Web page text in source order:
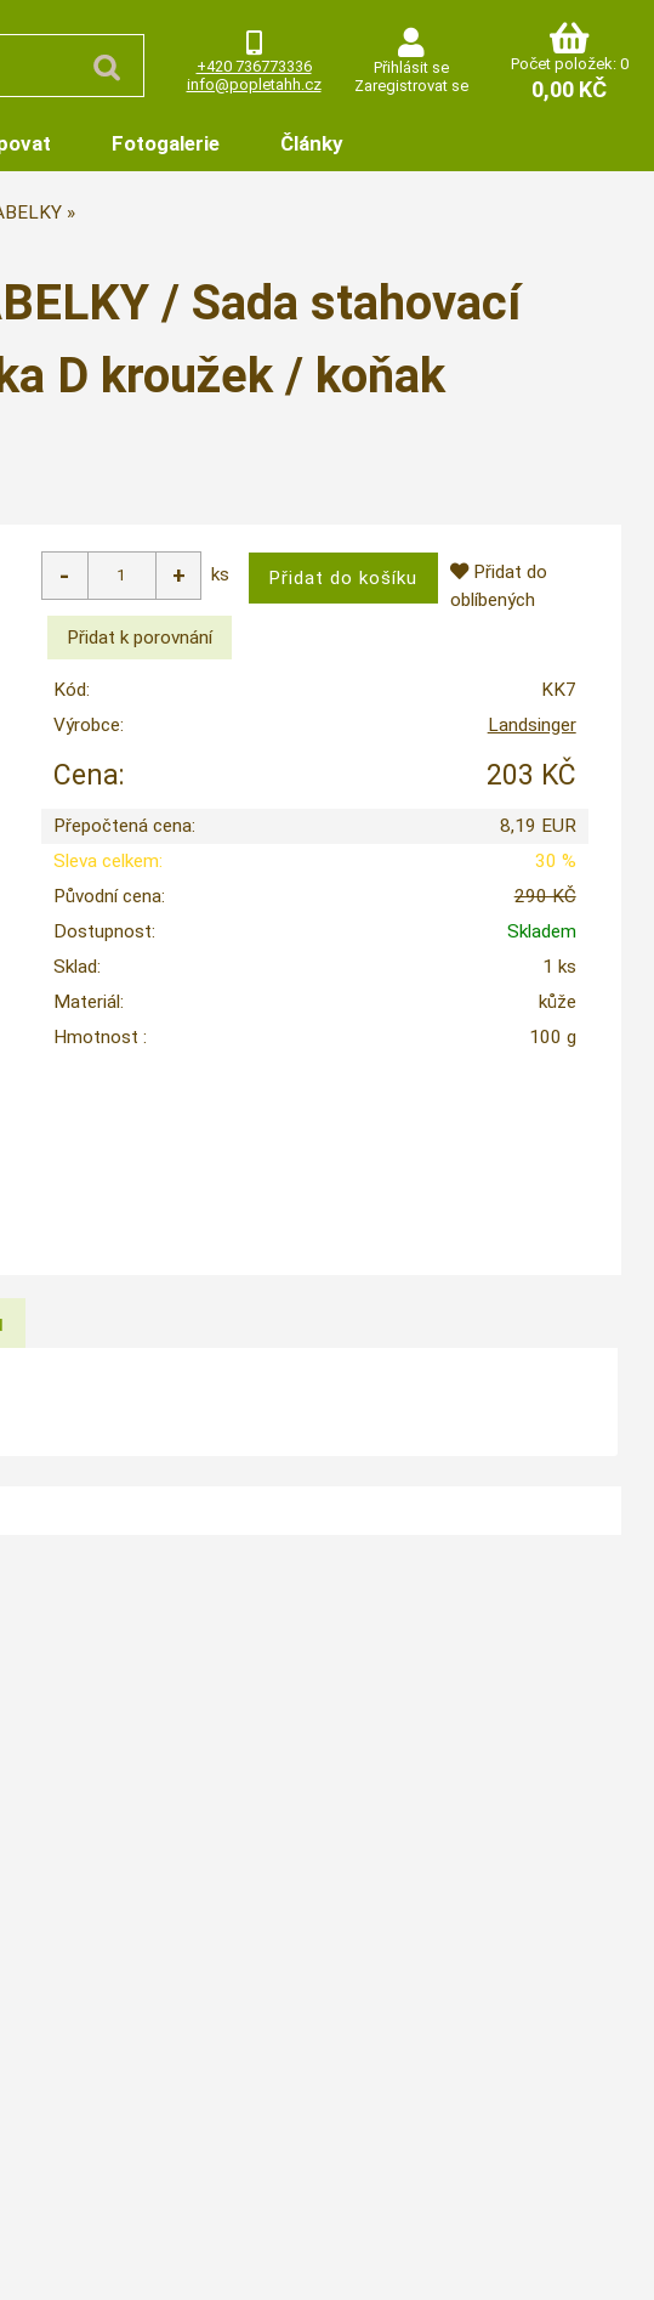
+420 736773336
info@popletahh.cz
Přihlásit se
Zaregistrovat se
Počet položek: 0
0,00 KČ
Fotogalerie Články
/ Sada stahovací
D kroužek / koňak
ks
Přidat do
oblíbených
Kód:
KK7
Výrobce:
Landsinger
Cena: 203 KČ
Přepočtená cena:
8,19 EUR
Sleva celkem:
30 %
Původní cena:
290 KČ
Dostupnost:
Skladem
Sklad:
1 ks
Materiál:
kůže
Hmotnost :
100 g